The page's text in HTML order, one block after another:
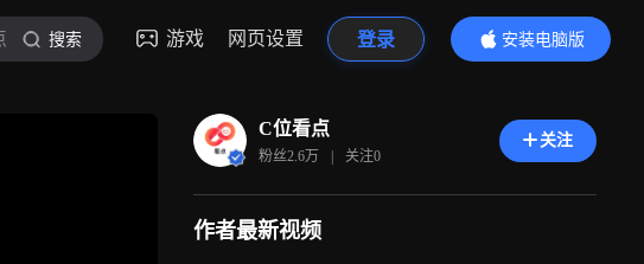
搜索 游戏 网页设置 登录
安装电脑版
内容更精彩
C位看点
粉丝2.6万 | 关注0
关注
作者最新视频